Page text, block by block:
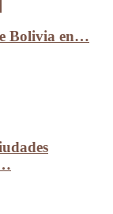
Bolivia en…